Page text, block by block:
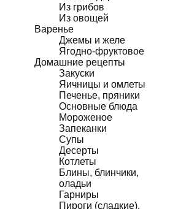
Из грибов
Из овощей
Варенье
Джемы и желе
Ягодно-фруктовое
Домашние рецепты
Закуски
Яичницы и омлеты
Печенье, пряники
Основные блюда
Мороженое
Запеканки
Супы
Десерты
Котлеты
Блины, блинчики,
оладьи
Гарниры
Пироги (сладкие),